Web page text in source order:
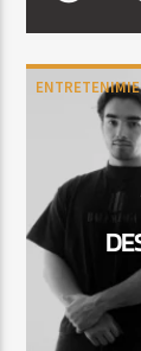
TITLE
CURRENT SHOW